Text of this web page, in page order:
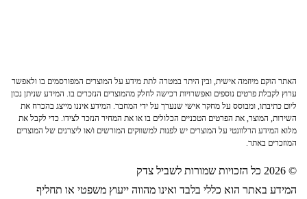
האתר הוקם מיוזמה אישית, ובין היתר במטרה לתת מידע על המוצרים המפורסמים בו ולאפשר
ערוץ לקבלת פרטים נוספים ואפשרויות רכישה לחלק מהמוצרים הנזכרים בו. המידע שניתן נכון
ליום כתיבתו, ומבוסס על מחקר אישי שנערך על ידי המחבר. המידע איננו מייצג בהכרח את
השירות, המוצר, את הפרטים הטכניים הכלולים בו או את המחיר הנזכר לצידו. כדי לקבל את
מלוא המידע הרלוונטי על המוצרים יש לפנות למשווקים המורשים ו/או ליצרנים של המוצרים
המוזכרים באתר.
© 2026 כל הזכויות שמורות לשביל צדק
המידע באתר הוא כללי בלבד ואינו מהווה ייעוץ משפטי או תחליף